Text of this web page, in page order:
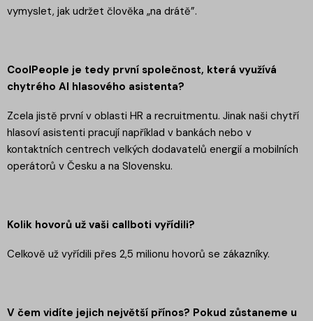
vymyslet, jak udržet člověka „na drátě”.
CoolPeople je tedy první společnost, která využívá
chytrého AI hlasového asistenta?
Zcela jistě první v oblasti HR a recruitmentu. Jinak naši chytří
hlasoví asistenti pracují například v bankách nebo v
kontaktních centrech velkých dodavatelů energií a mobilních
operátorů v Česku a na Slovensku.
Kolik hovorů už vaši callboti vyřídili?
Celkově už vyřídili přes 2,5 milionu hovorů se zákazníky.
V čem vidíte jejich největší přínos? Pokud zůstaneme u